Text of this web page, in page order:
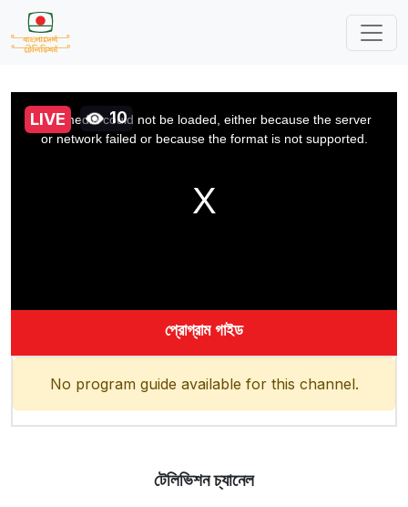
modal
window.
The media could not be loaded, either because the server
or network failed or because the format is not supported.
LIVE 10
প্রোগ্রাম গাইড
No program guide available for this channel.
টেলিভিশন চ্যানেল